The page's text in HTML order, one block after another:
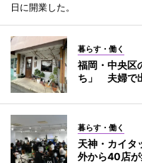
日に開業した。
暮らす・働く
福岡・中央区
ち」 夫婦で
暮らす・働く
天神・カイ
外から40店